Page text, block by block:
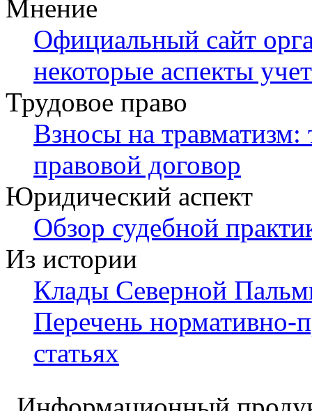
Мнение
Официальный сайт
некоторые аспекты
Трудовое право
Взносы на травматизм:
правовой договор
Юридический аспект
Обзор судебной
Из истории
Клады Северной
Перечень нормативно-
статьях